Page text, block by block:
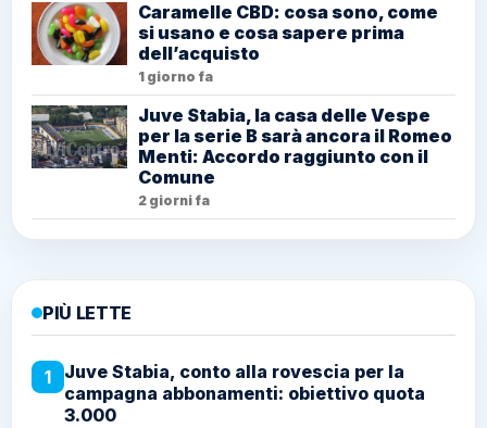
Caramelle CBD: cosa sono, come
si usano e cosa sapere prima
dell’acquisto
1 giorno fa
Juve Stabia, la casa delle Vespe
per la serie B sarà ancora il Romeo
Menti: Accordo raggiunto con il
Comune
2 giorni fa
PIÙ LETTE
1
Juve Stabia, conto alla rovescia per la
campagna abbonamenti: obiettivo quota
3.000